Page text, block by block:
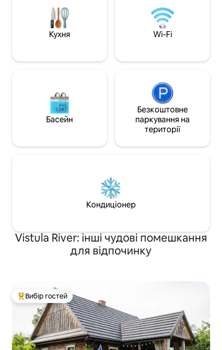
додають комфорту. На вас чекають
стежки, ліси та природа – ближче до
раю, ближче до вас.
випійте кави в
відчуйте ритм
спокійному,
Для
Кухня Wi-Fi
Басейн
Безкоштовне
паркування на
території
Кондиціонер
Vistula River: інші чудові помешкання
для відпочинку
Топ вибір гостей
Вибір гостей